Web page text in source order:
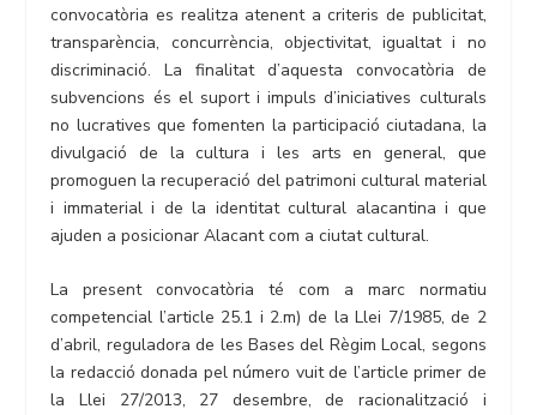
convocatòria es realitza atenent a criteris de publicitat,
transparència, concurrència, objectivitat, igualtat i no
discriminació. La finalitat d’aquesta convocatòria de
subvencions és el suport i impuls d’iniciatives culturals
no lucratives que fomenten la participació ciutadana, la
divulgació de la cultura i les arts en general, que
promoguen la recuperació del patrimoni cultural material
i immaterial i de la identitat cultural alacantina i que
ajuden a posicionar Alacant com a ciutat cultural.
La present convocatòria té com a marc normatiu
competencial l’article 25.1 i 2.m) de la Llei 7/1985, de 2
d’abril, reguladora de les Bases del Règim Local, segons
la redacció donada pel número vuit de l’article primer de
la Llei 27/2013, 27 desembre, de racionalització i